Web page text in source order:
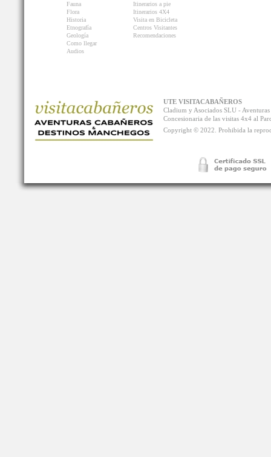
Fauna
Flora
Historia
Etnografía
Geología
Como llegar
Audios
Itinerarios a pie
Itinerarios 4X4
Visita en Bicicleta
Centros Visitantes
Recomendaciones
UTE VISITACABAÑEROS
Cladium y Asociados SLU -
Concesionaria de las visitas 4x4 al
Copyright © 2022. Prohibida la